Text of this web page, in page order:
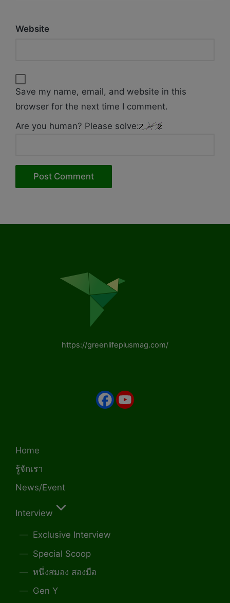
Website
Save my name, email, and website in this
browser for the next time I comment.
Are you human? Please solve:
https://greenlifeplusmag.com/
Home
รู้จักเรา
News/Event
Interview
Exclusive Interview
Special Scoop
หนึ่งสมอง สองมือ
Gen Y